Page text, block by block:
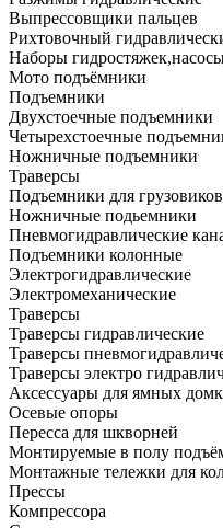
Выпрессовщики пальцев
Рихтовочный
Наборы
Мото подъёмники
Подъемники
Двухстоечные подъемники
Четырехстоечные
Ножничные подъемники
Траверсы
Подъемники для грузовиков
Ножничные подьемники
Пневмогидравлические
Подъемники колонные
Электрогидравлические
Электромеханические
Траверсы
Траверсы гидравлические
Траверсы
Траверсы электро
Аксессуары для ямных
Осевые опоры
Пересса для шкворней
Монтируемые в полу
Монтажные тележки для
Прессы
Компрессора